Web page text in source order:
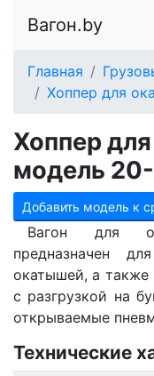
Вагон.by
Главная
Хоппер для
Хоппер
модель
Добавить модель к
Вагон для
предназначен
окатышей, а также
с разгрузкой на
открываемые
Технические